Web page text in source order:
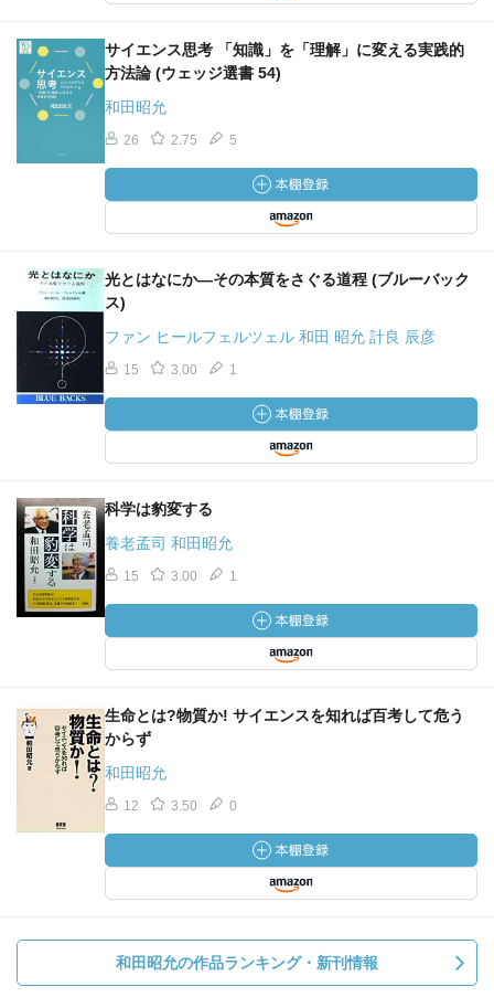
サイエンス思考 「知識」を「理解」に変える実践的
方法論 (ウェッジ選書 54)
和田昭允
26 2.75 5
光とはなにか―その本質をさぐる道程 (ブルーバック
ス)
ファン ヒールフェルツェル 和田 昭允 計良 辰彦
15 3.00 1
科学は豹変する
養老孟司 和田昭允
15 3.00 1
生命とは?物質か! サイエンスを知れば百考して危う
からず
和田昭允
12 3.50 0
和田昭允の作品ランキング・新刊情報